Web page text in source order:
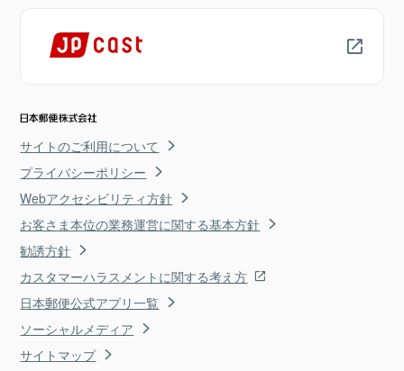
サイトのご利用について
プライバシーポリシー
Webアクセシビリティ方針
お客さま本位の業務運営に関する基本方針
勧誘方針
カスタマーハラスメントに関する考え方
日本郵便公式アプリ一覧
ソーシャルメディア
サイトマップ